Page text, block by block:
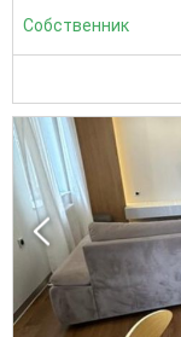
Собственник